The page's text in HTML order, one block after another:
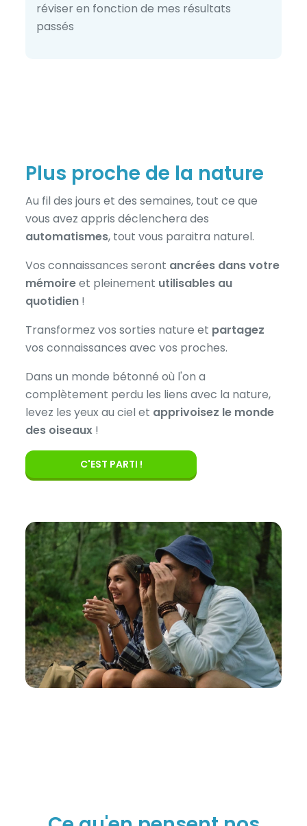
réviser en fonction de mes résultats
passés
Plus proche de la nature
Au fil des jours et des semaines, tout ce que
vous avez appris déclenchera des
automatismes, tout vous paraitra naturel.
Vos connaissances seront ancrées dans votre
mémoireet pleinement utilisables au
quotidien !
Transformez vos sorties nature et partagez
vos connaissances avec vos proches.
Dans un monde bétonné où l'on a
complètement perdu les liens avec la nature,
levez les yeux au ciel et apprivoisez le monde
des oiseaux !
C'EST PARTI !